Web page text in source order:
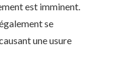
est imminent.
se
une usure